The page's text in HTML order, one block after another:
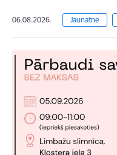
06.08.2026. Jaunatne